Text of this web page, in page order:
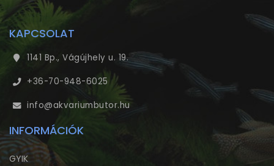
KAPCSOLAT
1141 Bp., Vágújhely u. 19.
+36-70-948-6025
info@akvariumbutor.hu
INFORMÁCIÓK
GYIK